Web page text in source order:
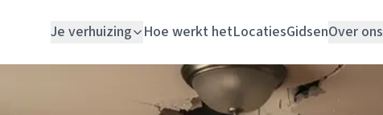
Je verhuizing Hoe werkt hetLocatiesGidsenOver ons